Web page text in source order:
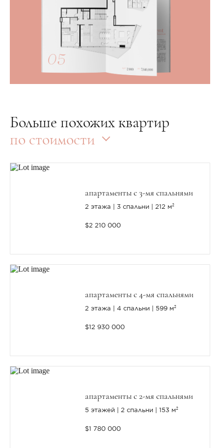
Больше похожих квартир
по стоимости
апартаменты с 3-мя спальнями
2 этажа 3 спальни 212 м²
$2 210 000
апартаменты с 4-мя спальнями
2 этажа 4 спальни 599 м²
$12 930 000
апартаменты с 2-мя спальнями
5 этажей 2 спальни 153 м²
$1 780 000